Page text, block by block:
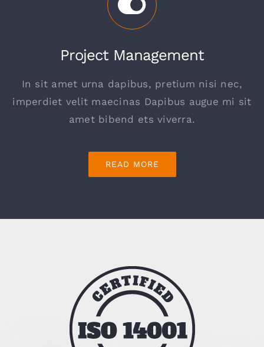
Project Management
In sit amet urna dapibus, pretium nisi nec,
imperdiet velit maecinas Dapibus augue mi sit
amet bibend ets viverra.
READ MORE